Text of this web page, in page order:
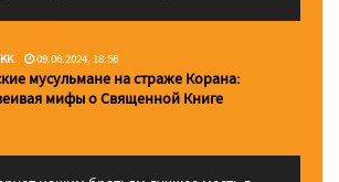
09.06.2024, 18:56
мусульмане на страже Корана:
мифы о Священной Книге